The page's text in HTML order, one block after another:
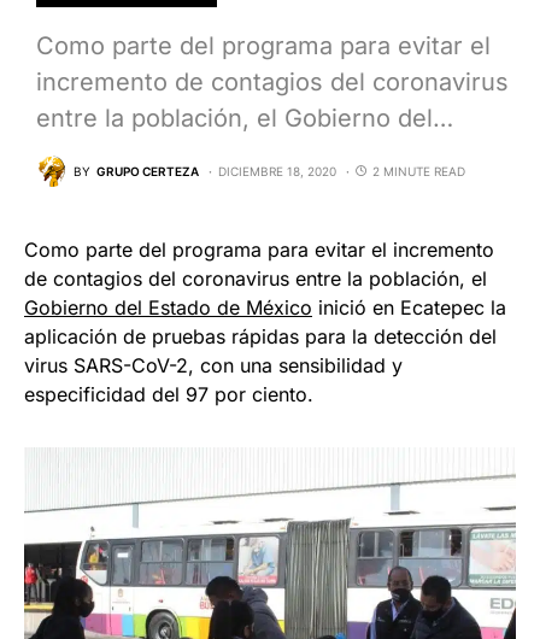
Como parte del programa para evitar el
incremento de contagios del coronavirus
entre la población, el Gobierno del…
BY GRUPO CERTEZA DICIEMBRE 18, 2020 2 MINUTE READ
Como parte del programa para evitar el incremento
de contagios del coronavirus entre la población, el
Gobierno del Estado de México inició en Ecatepec la
aplicación de pruebas rápidas para la detección del
virus SARS-CoV-2, con una sensibilidad y
especificidad del 97 por ciento.